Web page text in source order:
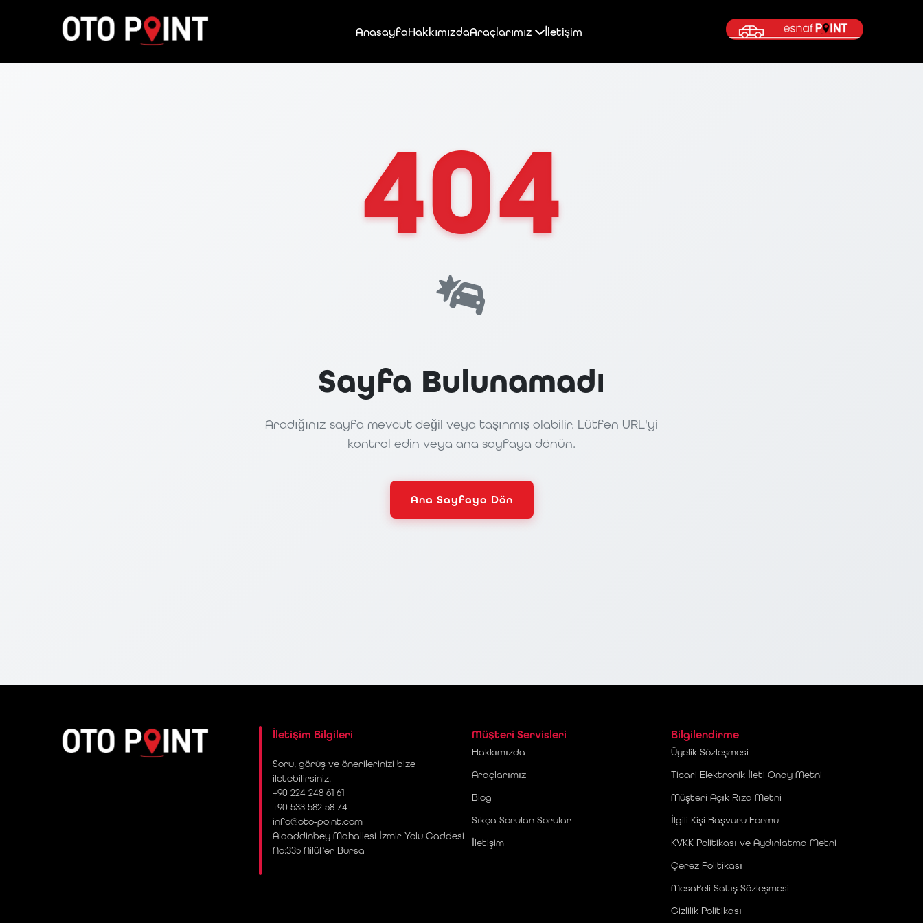
AnasayfaHakkımızdaAraçlarımız İletişim
404
Sayfa Bulunamadı
Aradığınız sayfa mevcut değil veya taşınmış olabilir. Lütfen URL'yi
kontrol edin veya ana sayfaya dönün.
Ana Sayfaya Dön
İletişim Bilgileri
Soru, görüş ve önerilerinizi bize
iletebilirsiniz.
+90 224 248 61 61
+90 533 582 58 74
info@oto-point.com
Alaaddinbey Mahallesi İzmir Yolu Caddesi
No:335 Nilüfer Bursa
Müşteri Servisleri
Hakkımızda
Araçlarımız
Blog
Sıkça Sorulan Sorular
İletişim
Bilgilendirme
Üyelik Sözleşmesi
Ticari Elektronik İleti Onay Metni
Müşteri Açık Rıza Metni
İlgili Kişi Başvuru Formu
KVKK Politikası ve Aydınlatma Metni
Çerez Politikası
Mesafeli Satış Sözleşmesi
Gizlilik Politikası